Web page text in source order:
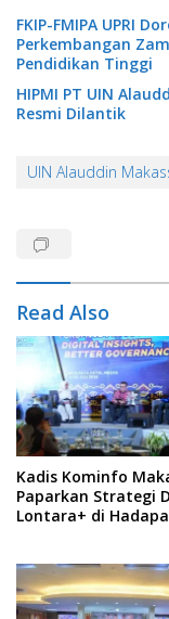
FKIP-FMIPA UPRI
Perkembangan
Pendidikan Tinggi
HIPMI PT UIN
Resmi Dilantik
UIN Alauddin
Read Also
Kadis Kominfo
Paparkan Strategi
Lontara+ di